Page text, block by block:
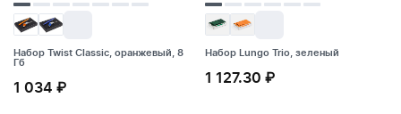
Набор Twist Classic, оранжевый, 8
Гб
1 034 ₽
Гб
Набор Lungo Trio, зеленый
1 127.30 ₽
Набор Lungo Trio, зеленый